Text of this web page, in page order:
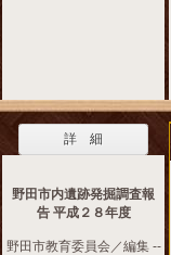
詳 細
野田市内遺跡発掘調査報
告 平成２８年度
野田市教育委員会／編集 --